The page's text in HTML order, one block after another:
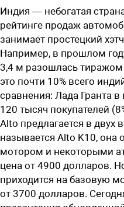
Индия — небогатая
рейтинге продаж
занимает простецкий
Например, в прошлом
3,4 м разошлась
это почти 10% всего
сравнения: Лада Гранта
120 тысяч покупателей
Alto предлагается в двух
называется Alto K10,
мотором и некоторыми
цена от 4900 долларов.
приходится на базовую
от 3700 долларов.